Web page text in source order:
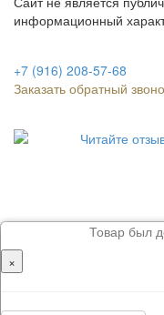
информационный
+7 (916) 208-57-68
Заказать обратный
Товар был
×